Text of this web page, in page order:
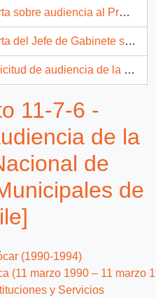
de la Comisión Nacional de Trabajadores Municipales de Chile]
de Gabinete sobre solicitud de audiencia]
de la Federación de la Empresa Portuaria de Chile ]
11-7-6 -
de la
de
de
(1990-1994)
(11 marzo 1990 – 11 marzo
y Servicios